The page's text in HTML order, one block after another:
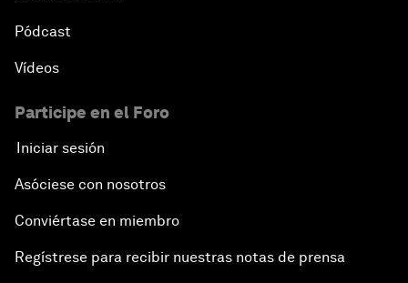
Pódcast
Vídeos
Participe en el Foro
Iniciar sesión
Asóciese con nosotros
Conviértase en miembro
Regístrese para recibir nuestras notas de prensa